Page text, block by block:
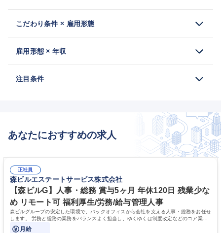
こだわり条件 × 雇用形態
雇用形態 × 年収
注目条件
あなたにおすすめの求人
正社員
森ビルエステートサービス株式会社
【森ビルG】人事・総務 賞与5ヶ月 年休120日 残業少な
め リモート可 福利厚生/労務/給与管理人事
森ビルグループの安定した環境で、バックオフィスから会社を支える人事・総務をお任せ
します。 労務と総務の業務をバランスよく担当し、ゆくゆくは制度改定などのコア業務
にも挑戦できる、やりがいある環境です。
月給